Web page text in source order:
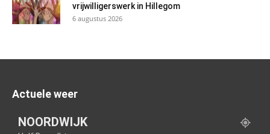
vrijwilligerswerk in Hillegom
6 augustus 2026
Actuele weer
NOORDWIJK